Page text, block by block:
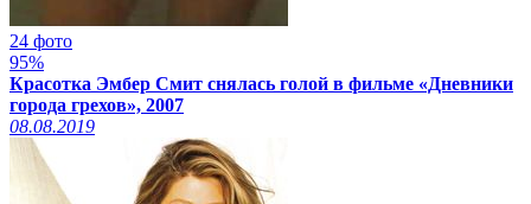
24 фото
95%
Красотка Эмбер Смит снялась голой в фильме «Дневники
города грехов», 2007
08.08.2019